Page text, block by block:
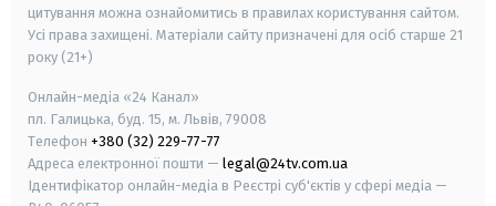
цитування можна ознайомитись в правилах користування сайтом.
Усі права захищені. Матеріали сайту призначені для осіб старше 21
року (21+)
Онлайн-медіа «24 Канал»
пл. Галицька, буд. 15, м. Львів, 79008
Телефон +380 (32) 229-77-77
Адреса електронної пошти — legal@24tv.com.ua
Ідентифікатор онлайн-медіа в Реєстрі суб'єктів у сфері медіа —